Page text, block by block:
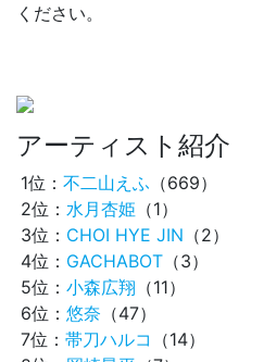
ください。
アーティスト紹介
1位： 不二山えふ （669）
2位： 水月杏姫 （1）
3位： CHOI HYE JIN （2）
4位： GACHABOT （3）
5位： 小森広翔 （11）
6位： 悠奈 （47）
7位： 帯刀ハルコ
（14）